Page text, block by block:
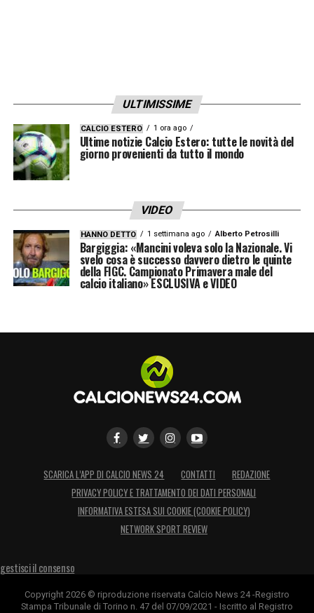
ULTIMISSIME
CALCIO ESTERO 1 ora ago
Ultime notizie Calcio Estero: tutte le novità del
giorno provenienti da tutto il mondo
VIDEO
HANNO DETTO 1 settimana ago Alberto Petrosilli
Bargiggia: «Mancini voleva solo la Nazionale. Vi
svelo cosa è successo davvero dietro le quinte
della FIGC. Campionato Primavera male del
calcio italiano» ESCLUSIVA e VIDEO
SCARICA L’APP DI CALCIO NEWS 24 CONTATTI
REDAZIONE
PRIVACY POLICY E TRATTAMENTO DEI DATI PERSONALI
INFORMATIVA ESTESA SUI COOKIE (COOKIE POLICY)
NETWORK SPORT REVIEW
gestisci il consenso
Copyright 2026 © riproduzione riservata Calcio News 24 -Registro
Stampa Tribunale di Torino n. 47 del 07/09/2021 - Iscritto al Registro